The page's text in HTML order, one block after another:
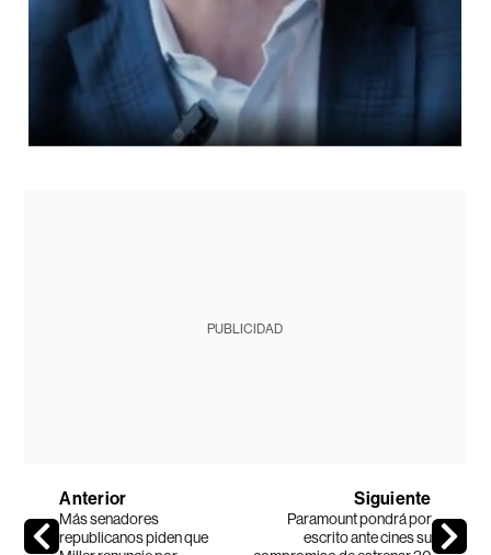
PUBLICIDAD
Anterior
Más senadores
republicanos piden que
Siguiente
Paramount pondrá por
escrito ante cines su